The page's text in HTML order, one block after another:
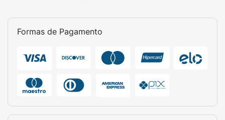
Formas de Pagamento